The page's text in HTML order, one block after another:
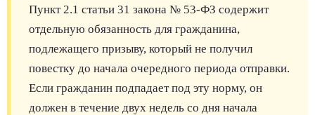
Пункт 2.1 статьи 31 закона № 53-ФЗ содержит
отдельную обязанность для гражданина,
подлежащего призыву, который не получил
повестку до начала очередного периода отправки.
Если гражданин подпадает под эту норму, он
должен в течение двух недель со дня начала